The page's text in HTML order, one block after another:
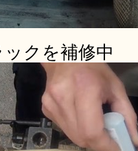
クを補修中